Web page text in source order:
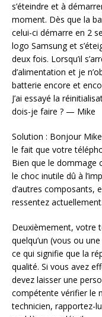
s’éteindre et à
moment. Dès que la
celui-ci démarre en 2
logo Samsung et
deux fois. Lorsqu’il
d’alimentation et je
batterie encore et
J’ai essayé la
dois-je faire ? — Mike
Solution : Bonjour
le fait que votre
Bien que le dommage
le choc inutile dû à
d’autres composants,
ressentez actuellement.
Deuxièmement, votre
quelqu’un (vous ou
ce qui signifie que la
qualité. Si vous avez
devez laisser une
compétente vérifier le
technicien, rapportez-